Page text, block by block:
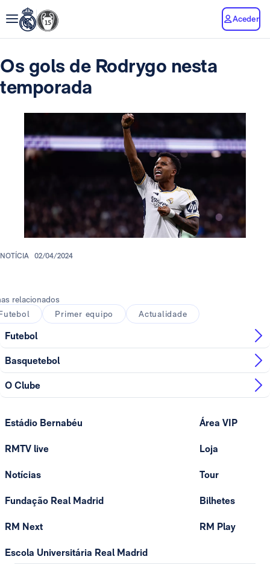
Aceder
Os gols de Rodrygo nesta
temporada
NOTÍCIA 02/04/2024
relacionados
Primer equipo Actualidade
Futebol
Basquetebol
O Clube
Estádio Bernabéu
RMTV live
Notícias
Fundação Real Madrid
RM Next
Escola Universitária Real Madrid
Área VIP
Loja
Tour
Bilhetes
RM Play